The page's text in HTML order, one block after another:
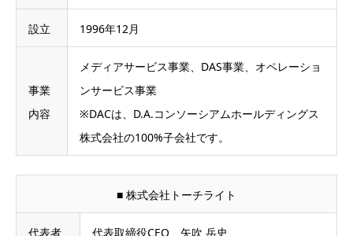
設立 1996年12月
事業
内容
メディアサービス事業、DAS事業、オペレーショ
ンサービス事業
※DACは、D.A.コンソーシアムホールディングス
株式会社の100%子会社です。
■ 株式会社トーチライト
代表者 代表取締役CEO 矢吹 岳史